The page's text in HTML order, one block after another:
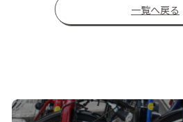
一覧へ戻る